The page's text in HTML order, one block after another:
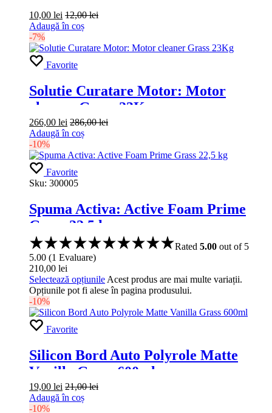
10,00 lei 12,00lei
Adaugă în coș
-7%
Favorite
Solutie Curatare Motor: Motor
cleaner Grass 23Kg
266,00 lei 286,00lei
Adaugă în coș
-10%
Favorite
Sku: 300005
Spuma Activa: Active Foam Prime
Grass 22,5 kg
Rated 5.00 out of 5
5.00 (1 Evaluare)
210,00 lei
Selectează opțiunile Acest produs are mai multe variații.
Opțiunile pot fi alese în pagina produsului.
-10%
Favorite
Silicon Bord Auto Polyrole Matte
Vanilla Grass 600ml
19,00 lei 21,00lei
Adaugă în coș
-10%